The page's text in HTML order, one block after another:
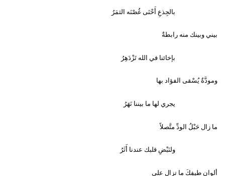
بالجِذعِ أَحْنَى غُصْنَه الثمَرُ
بيني وبينك منه رابطةٌ
بإخائنا في الله تَزْدَهِرُ
ومودَّةٌ يُسْقى الفؤاد بها
يجري لها ما بيننا نَهَرُ
ما زال حَبْلُ الودِّ متَّصلاً
ولنَبْضِ قلبك عندنا أَثَرُ
ألوان طيفِكَ ما تزال على